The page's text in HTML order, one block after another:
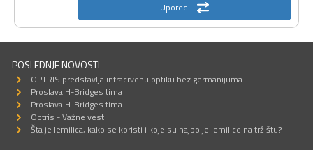
Uporedi
POSLEDNJE NOVOSTI
OPTRIS predstavlja infracrvenu optiku bez germanijuma
Proslava H-Bridges tima
Proslava H-Bridges tima
Optris - Važne vesti
Šta je lemilica, kako se koristi i koje su najbolje lemilice na tržištu?